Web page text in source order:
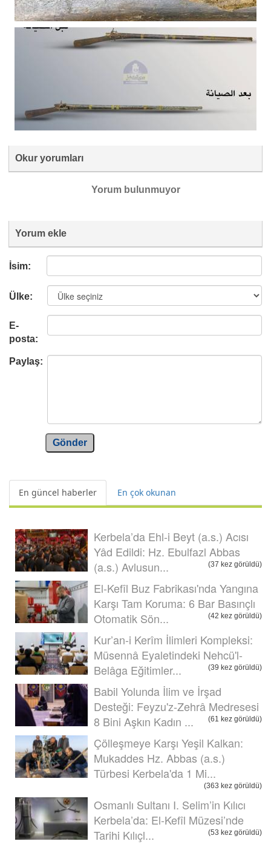
Okur yorumları
Yorum bulunmuyor
Yorum ekle
İsim:
Ülke:
E-
posta:
Paylaş:
Gönder
En güncel haberler En çok okunan
Kerbela’da Ehl-i Beyt (a.s.) Acısı
Yâd Edildi: Hz. Ebulfazl Abbas
(a.s.) Avlusun...
(37 kez görüldü)
El-Kefîl Buz Fabrikası'nda Yangına
Karşı Tam Koruma: 6 Bar Basınçlı
Otomatik Sön...
(42 kez görüldü)
Kur’an-i Kerîm İlimleri Kompleksi:
Müsennâ Eyaletindeki Nehcü'l-
Belâga Eğitimler...
(39 kez görüldü)
Babil Yolunda İlim ve İrşad
Desteği: Feyzu'z-Zehrâ Medresesi
8 Bini Aşkın Kadın ...
(61 kez görüldü)
Çölleşmeye Karşı Yeşil Kalkan:
Mukaddes Hz. Abbas (a.s.)
Türbesi Kerbela'da 1 Mi...
(363 kez görüldü)
Osmanlı Sultanı I. Selim’in Kılıcı
Kerbela’da: El-Kefîl Müzesi’nde
Tarihi Kılıçl...
(53 kez görüldü)